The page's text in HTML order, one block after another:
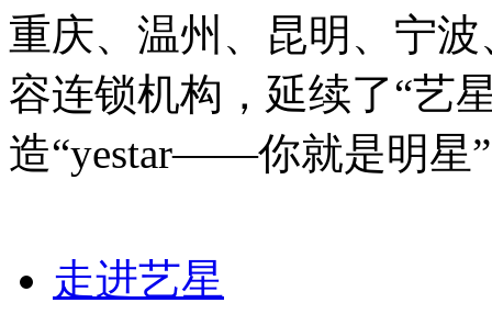
重庆、温州、昆明、宁
容连锁机构，延续了“艺
造“yestar——你就是明星
走进艺星